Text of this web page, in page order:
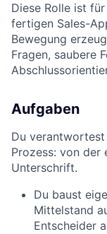
Diese Rolle ist
fertigen Sales-
Bewegung
Fragen, saubere
Aufgaben
Du
Prozess: von der
Unterschrift.
Du baust
Mittelstand
Entscheider